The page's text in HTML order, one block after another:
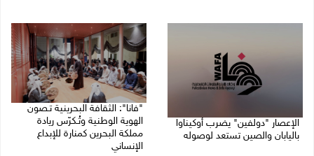
الإعصار "دولفين" يضرب أوكيناوا
باليابان والصين تستعد لوصوله
"فانا": الثقافة البحرينية تـصون
الهوية الوطنية وتُـكرّس ريادة
مملكة البحرين كمنارة للإبداع
الإنساني